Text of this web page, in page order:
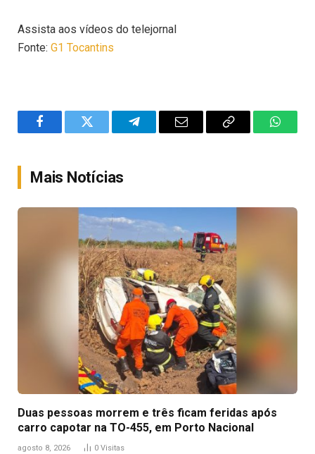
Assista aos vídeos do telejornal
Fonte: G1 Tocantins
FacebookTwitter TelegramEmail
Copy
Mais Notícias
Duas pessoas morrem e três ficam feridas após
carro capotar na TO-455, em Porto Nacional
agosto 8, 2026 0 Visitas